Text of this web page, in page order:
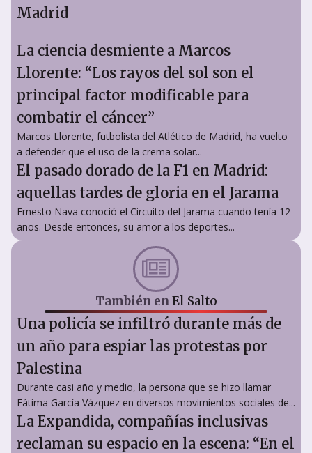
Madrid
La ciencia desmiente a Marcos
Llorente: “Los rayos del sol son el
principal factor modificable para
combatir el cáncer”
Marcos Llorente, futbolista del Atlético de Madrid, ha vuelto
a defender que el uso de la crema solar...
El pasado dorado de la F1 en Madrid:
aquellas tardes de gloria en el Jarama
Ernesto Nava conoció el Circuito del Jarama cuando tenía 12
años. Desde entonces, su amor a los deportes...
También en El Salto
Una policía se infiltró durante más de
un año para espiar las protestas por
Palestina
Durante casi año y medio, la persona que se hizo llamar
Fátima García Vázquez en diversos movimientos sociales de...
La Expandida, compañías inclusivas
reclaman su espacio en la escena: “En el